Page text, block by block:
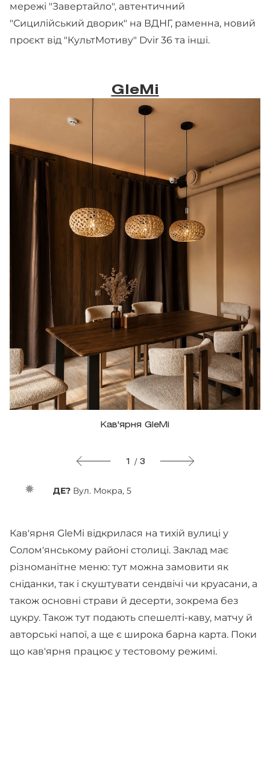
мережі "Завертайло", автентичний
"Сицилійський дворик" на ВДНГ, раменна, новий
проєкт від "КультМотиву" Dvir 36 та інші.
GleMi
Кав'ярня GleMi
1 / 3
ДЕ? Вул. Мокра, 5
Кав'ярня GleMi відкрилася на тихій вулиці у
Солом'янському районі столиці. Заклад має
різноманітне меню: тут можна замовити як
сніданки, так і скуштувати сендвічі чи круасани, а
також основні страви й десерти, зокрема без
цукру. Також тут подають спешелті-каву, матчу й
авторські напої, а ще є широка барна карта. Поки
що кав'ярня працює у тестовому режимі.